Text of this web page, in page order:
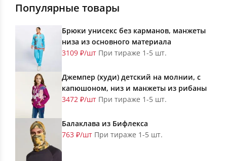
Популярные товары
Брюки унисекс без карманов, манжеты
низа из основного материала
3109 ₽/шт При тираже 1-5 шт.
Джемпер (худи) детский на молнии, с
капюшоном, низ и манжеты из рибаны
3472 ₽/шт При тираже 1-5 шт.
Балаклава из Бифлекса
763 ₽/шт При тираже 1-5 шт.